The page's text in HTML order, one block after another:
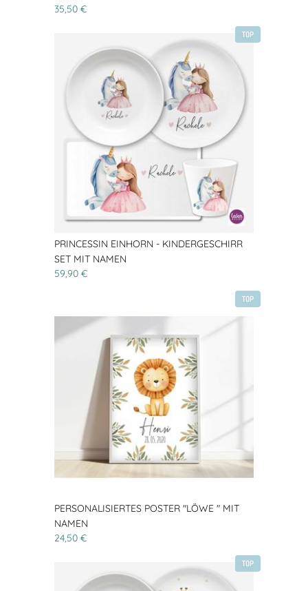
35,50 €
TOP
PRINCESSIN EINHORN - KINDERGESCHIRR
SET MIT NAMEN
59,90 €
TOP
PERSONALISIERTES POSTER "LÖWE " MIT
NAMEN
24,50 €
TOP